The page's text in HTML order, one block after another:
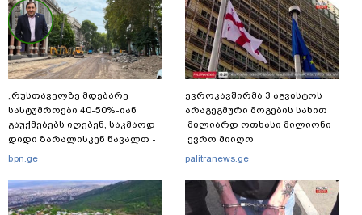
„რუსთაველზე მდებარე
სასტუმროები 40-50%-იან
გაუქმებებს იღებენ, საკმაოდ
დიდი ზარალისკენ წავალთ -
მეგონა, ვიღაც მოიფიქრებდა
bpn.ge
ევროკავშირმა 3 აგვისტოს
არაგეგმური მოგების სახით
მილიარდ ოთხასი მილიონი
ევრო მიიღო
palitranews.ge